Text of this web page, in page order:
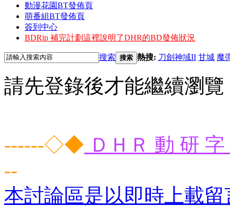
動漫花園BT發佈頁
萌番組BT發佈頁
簽到中心
BDRip 補完計劃這裡說明了DHR的BD發佈狀況
搜索 搜索 熱搜: 刀劍神域II 甘城 魔
請先登錄後才能繼續瀏覽
------◇◆ ＤＨＲ 動 研
--
本討論區是以即時上載